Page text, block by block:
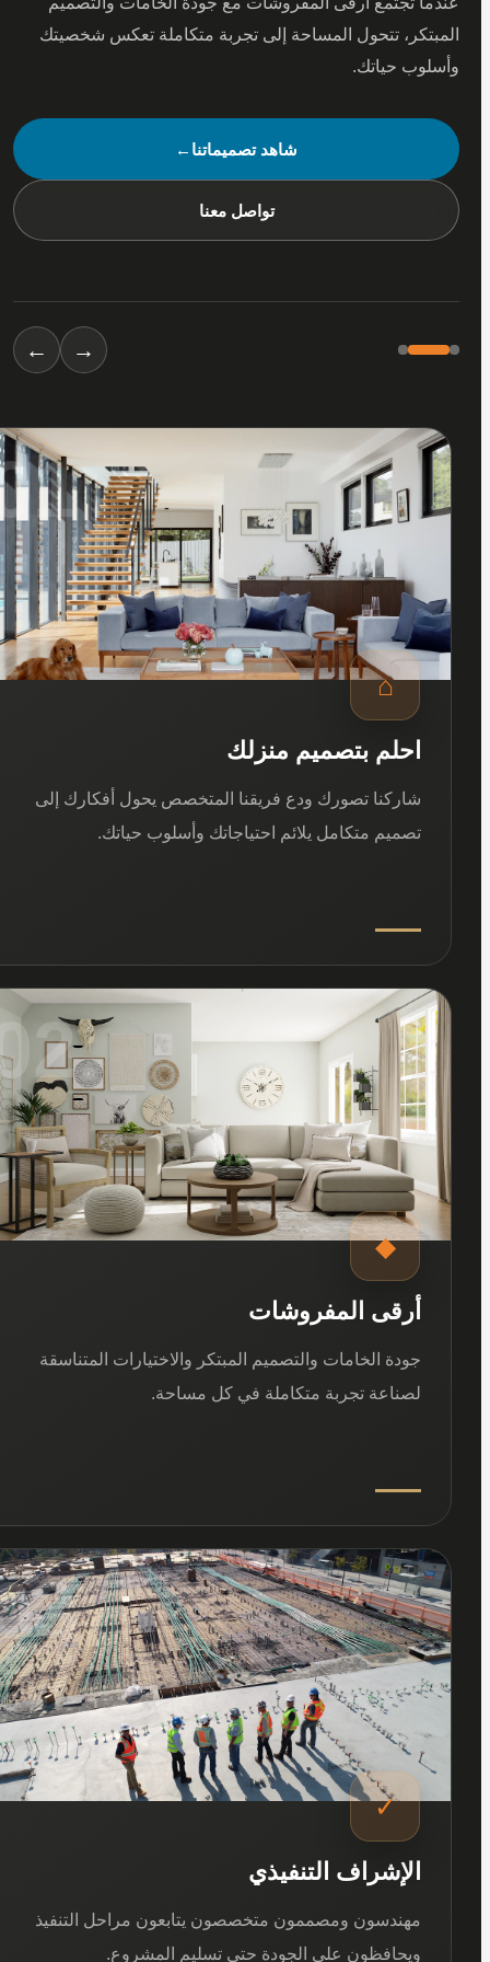
تتحول المساحة إلى تجربة متكاملة تعكس شخصيتك
حياتك.
شاهد تصميماتنا ←
تواصل معنا
←
01
⌂
احلم بتصميم منزلك
شاركنا تصورك ودع فريقنا المتخصص يحول أفكارك إلى
تصميم متكامل يلائم احتياجاتك وأسلوب حياتك.
02
◆
أرقى المفروشات
جودة الخامات والتصميم المبتكر والاختيارات المتناسقة
لصناعة تجربة متكاملة في كل مساحة.
03
✓
الإشراف التنفيذي
مهندسون ومصممون متخصصون يتابعون مراحل التنفيذ
ويحافظون على الجودة حتى تسليم المشروع.